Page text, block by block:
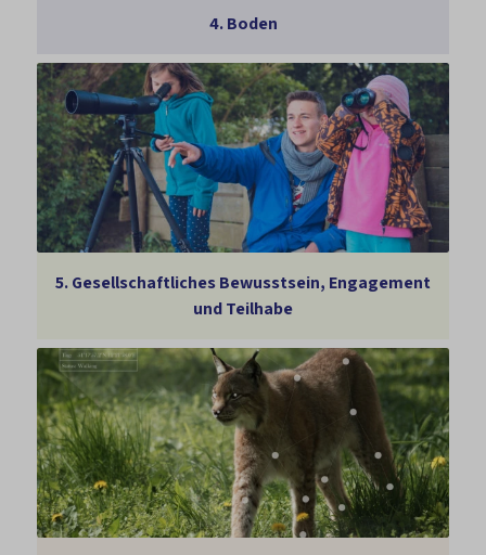
4.Boden
5.Gesellschaftliches Bewusstsein, Engagement
und Teilhabe